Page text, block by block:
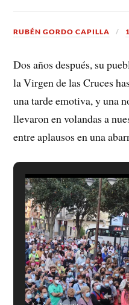
RUBÉN GORDO CAPILLA
Dos años después, su
la Virgen de las Cruces
una tarde emotiva, y una
llevaron en volandas a
entre aplausos en una